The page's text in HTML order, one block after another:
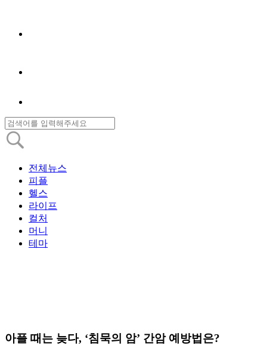
전체뉴스
피플
헬스
라이프
컬처
머니
테마
아플 때는 늦다, ‘침묵의 암’ 간암 예방법은?